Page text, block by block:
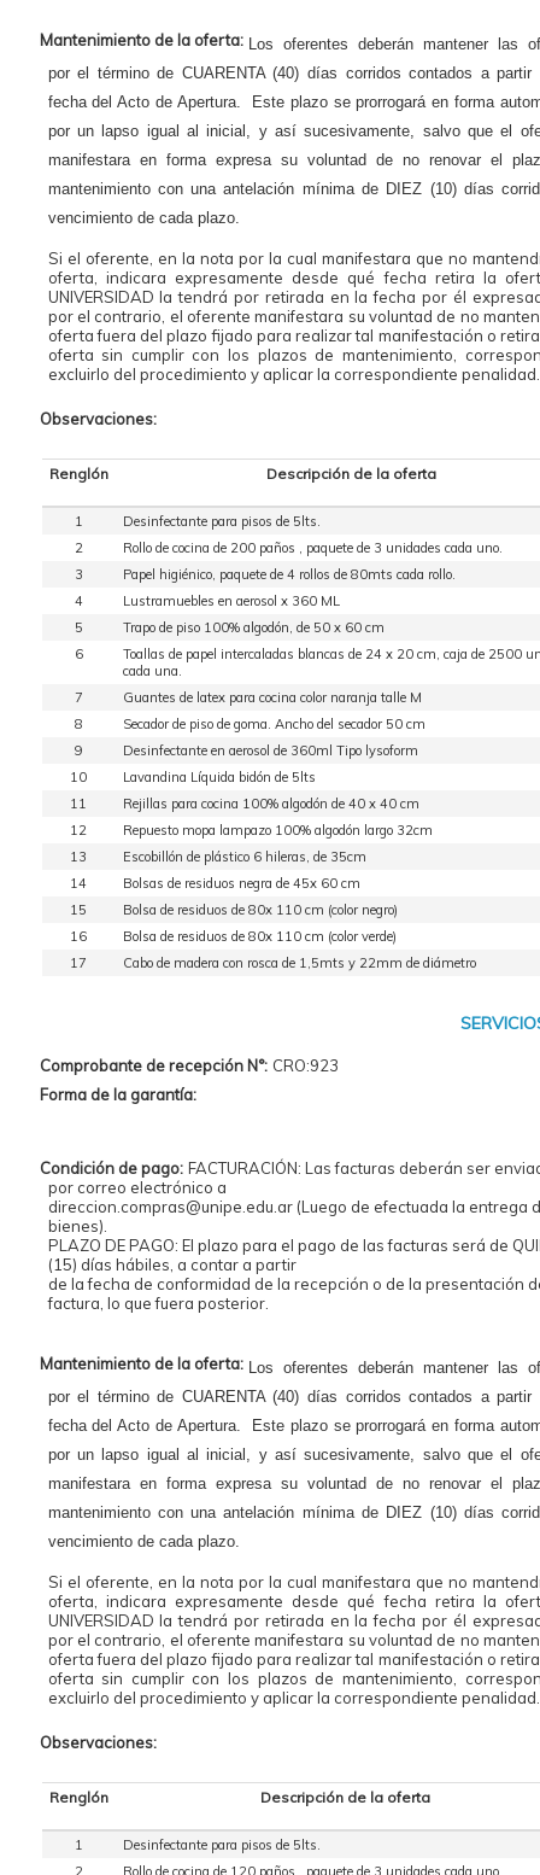
Mantenimiento de la oferta: Los oferentes deberán mantener las
por el término de CUARENTA (40) días corridos contados a partir
fecha del Acto de Apertura. Este plazo se prorrogará en forma
por un lapso igual al inicial, y así sucesivamente, salvo que el
manifestara en forma expresa su voluntad de no renovar el
mantenimiento con una antelación mínima de DIEZ (10) días
vencimiento de cada plazo.
Si el oferente, en la nota por la cual manifestara que no
oferta, indicara expresamente desde qué fecha retira la
UNIVERSIDAD la tendrá por retirada en la fecha por él
por el contrario, el oferente manifestara su voluntad de no
oferta fuera del plazo fijado para realizar tal manifestación o
oferta sin cumplir con los plazos de mantenimiento,
excluirlo del procedimiento y aplicar la correspondiente penalidad.
Observaciones:
Renglón Descripción de la oferta
1
Desinfectante para pisos de 5lts.
2
Rollo de cocina de 200 paños , paquete de 3 unidades cada uno.
3
Papel higiénico, paquete de 4 rollos de 80mts cada rollo.
4
Lustramuebles en aerosol x 360 ML
5
Trapo de piso 100% algodón, de 50 x 60 cm
6
Toallas de papel intercaladas blancas de 24 x 20 cm, caja de 2500
cada una.
7
Guantes de latex para cocina color naranja talle M
8
Secador de piso de goma. Ancho del secador 50 cm
9
Desinfectante en aerosol de 360ml Tipo lysoform
10
Lavandina Líquida bidón de 5lts
11
Rejillas para cocina 100% algodón de 40 x 40 cm
12
Repuesto mopa lampazo 100% algodón largo 32cm
13
Escobillón de plástico 6 hileras, de 35cm
14
Bolsas de residuos negra de 45x 60 cm
15
Bolsa de residuos de 80x 110 cm (color negro)
16
Bolsa de residuos de 80x 110 cm (color verde)
17
Cabo de madera con rosca de 1,5mts y 22mm de diámetro
Comprobante de recepción N°: CRO:923
Forma de la garantía:
Condición de pago: FACTURACIÓN: Las facturas deberán ser
por correo electrónico a
direccion.compras@unipe.edu.ar (Luego de efectuada la entrega
bienes).
PLAZO DE PAGO: El plazo para el pago de las facturas será de
(15) días hábiles, a contar a partir
de la fecha de conformidad de la recepción o de la presentación
factura, lo que fuera posterior.
Mantenimiento de la oferta: Los oferentes deberán mantener las
por el término de CUARENTA (40) días corridos contados a partir
fecha del Acto de Apertura. Este plazo se prorrogará en forma
por un lapso igual al inicial, y así sucesivamente, salvo que el
manifestara en forma expresa su voluntad de no renovar el
mantenimiento con una antelación mínima de DIEZ (10) días
vencimiento de cada plazo.
Si el oferente, en la nota por la cual manifestara que no
oferta, indicara expresamente desde qué fecha retira la
UNIVERSIDAD la tendrá por retirada en la fecha por él
por el contrario, el oferente manifestara su voluntad de no
oferta fuera del plazo fijado para realizar tal manifestación o
oferta sin cumplir con los plazos de mantenimiento,
excluirlo del procedimiento y aplicar la correspondiente penalidad.
Observaciones:
Renglón Descripción de la oferta
1
Desinfectante para pisos de 5lts.
2
Rollo de cocina de 120 paños , paquete de 3 unidades cada uno.